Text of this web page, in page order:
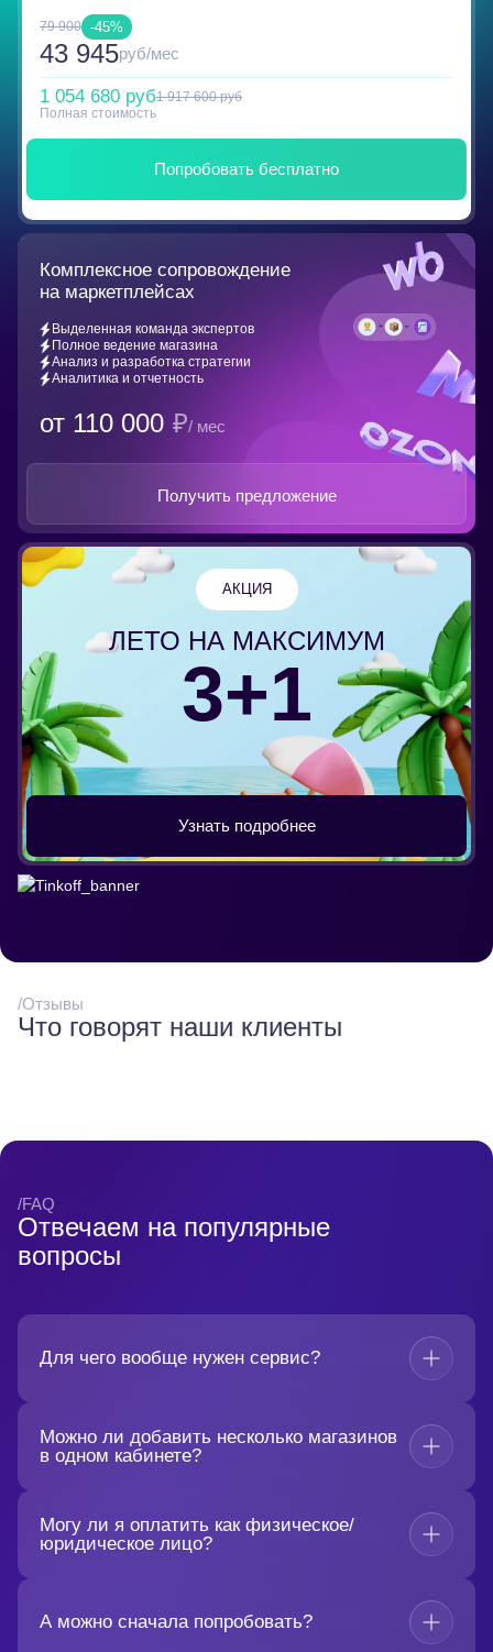
79 900 -45%
43 945руб/мес
1 054 680 руб1 917 600 руб
Полная стоимость
Попробовать бесплатно
Комплексное сопровождение
на маркетплейсах
Выделенная команда экспертов
Полное ведение магазина
Анализ и разработка стратегии
Аналитика и отчетность
от 110 000 ₽/ мес
Получить предложение
АКЦИЯ
ЛЕТО НА МАКСИМУМ
3+1
Узнать подробнее
/Отзывы
Что говорят наши клиенты
/FAQ
Отвечаем на популярные
вопросы
Для чего вообще нужен сервис?
Можно ли добавить несколько магазинов
в одном кабинете?
Могу ли я оплатить как физическое/
юридическое лицо?
А можно сначала попробовать?